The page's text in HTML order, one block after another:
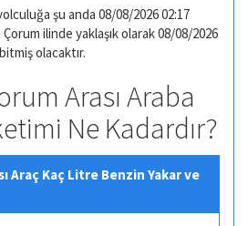
şu anda 08/08/2026 02:17
ilinde yaklaşık olarak 08/08/2026
olacaktır.
Arası Araba
Ne Kadardır?
Araç Kaç Litre Benzin Yakar ve